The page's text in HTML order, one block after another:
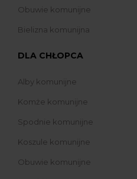
Obuwie komunijne
Bielizna komunijna
DLA CHŁOPCA
Alby komunijne
Komże komunijne
Spodnie komunijne
Koszule komunijne
Obuwie komunijne